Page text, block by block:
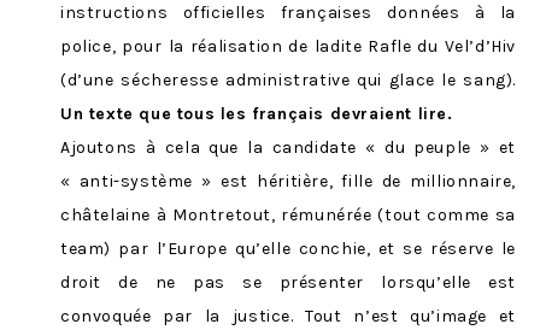
instructions officielles françaises données à la
police, pour la réalisation de ladite Rafle du Vel’d’Hiv
(d’une sécheresse administrative qui glace le sang).
Un texte que tous les français devraient lire.
Ajoutons à cela que la candidate « du peuple » et
« anti-système » est héritière, fille de millionnaire,
châtelaine à Montretout, rémunérée (tout comme sa
team) par l’Europe qu’elle conchie, et se réserve le
droit de ne pas se présenter lorsqu’elle est
convoquée par la justice. Tout n’est qu’image et